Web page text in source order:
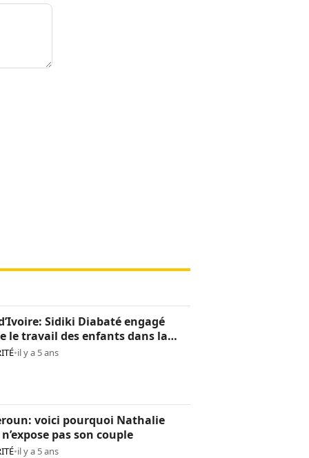
Sidiki Diabaté engagé
le travail des enfants dans la
•il y a 5 ans
voici pourquoi Nathalie
pas son couple
•il y a 5 ans